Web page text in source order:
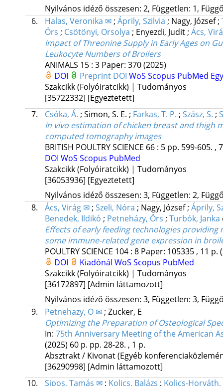
Nyilvános idéző összesen: 2, Független: 1,
6.
Halas, Veronika ✉; Áprily, Szilvia ; Nagy, József;
Örs ; Csötönyi, Orsolya ; Enyezdi, Judit; Ács,
Impact of Threonine Supply in Early Ages on
Leukocyte Numbers of Broilers
ANIMALS 15: 3 Paper: 370(2025)
DOI
Preprint DOI WoS Scopus PubMed
Szakcikk (Folyóiratcikk) | Tudományos
[35722332] [Egyeztetett]
7.
Csóka, Á. ; Simon, S. E. ; Farkas, T. P. ; Szász, S. ;
In vivo estimation of chicken breast and thigh
computed tomography images
BRITISH POULTRY SCIENCE 66: 5 pp. 599-605. ,
DOI WoS Scopus PubMed
Szakcikk (Folyóiratcikk) | Tudományos
[36053936] [Egyeztetett]
Nyilvános idéző összesen: 3, Független: 2,
8.
Ács, Virág ✉; Szeli, Nóra ; Nagy, József; Áprily,
Benedek, Ildikó ; Petneházy, Örs ; Turbók, Janka
Effects of early feeding technologies
some immune-related gene expression in
POULTRY SCIENCE 104: 8 Paper: 105335 , 11 p.
DOI
Kiadónál WoS Scopus PubMed
Szakcikk (Folyóiratcikk) | Tudományos
[36172897] [Admin láttamozott]
Nyilvános idéző összesen: 3, Független: 3,
9.
Petnehazy, O ✉; Zucker, E
Optimizing the Preparation of Osteological
In: 75th Anniversary Meeting of the American
(2025) 60 p. pp. 28-28. , 1 p.
Absztrakt / Kivonat (Egyéb
[36290998] [Admin láttamozott]
10.
Sipos, Tamás ✉ ; Kolics, Balázs ; Kolics-Horváth,